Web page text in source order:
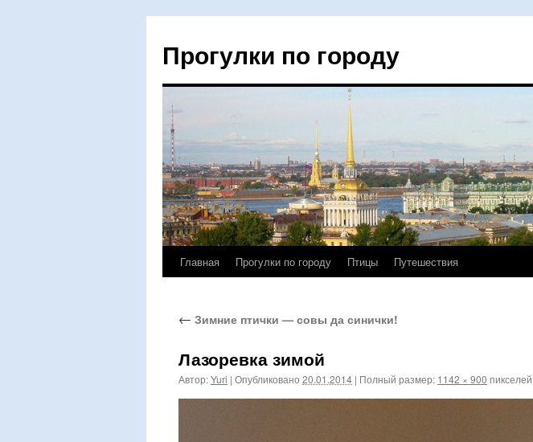
Прогулки по городу
Перейти
содержимому
Главная Прогулки по городу Птицы Путешествия
← Зимние птички — совы да синички!
Лазоревка зимой
Автор:Yuri | Опубликовано 20.01.2014 | Полный размер: 1142 × 900 пикселей